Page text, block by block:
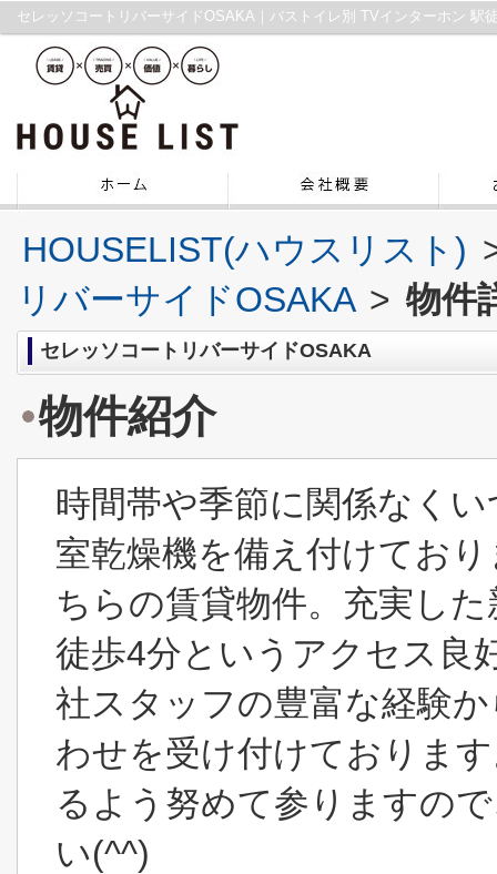
HOUSELIST(ハウスリスト)
リバーサイドOSAKA > 物件
セレッソコートリバーサイドOSAKA
物件紹介
時間帯や季節に関係なく
室乾燥機を備え付けてお
ちらの賃貸物件。充実し
徒歩4分というアクセス良
社スタッフの豊富な経験
わせを受け付けておりま
るよう努めて参りますの
い(^^)